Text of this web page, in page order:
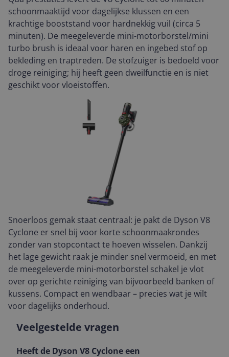
schoonmaaktijd voor dagelijkse klussen en een
krachtige booststand voor hardnekkig vuil (circa 5
minuten). De meegeleverde mini-motorborstel/mini
turbo brush is ideaal voor haren en ingebed stof op
bekleding en traptreden. De stofzuiger is bedoeld voor
droge reiniging; hij heeft geen dweilfunctie en is niet
geschikt voor vloeistoffen.
Snoerloos gemak staat centraal: je pakt de Dyson V8
Cyclone er snel bij voor korte schoonmaakrondes
zonder van stopcontact te hoeven wisselen. Dankzij
het lage gewicht raak je minder snel vermoeid, en met
de meegeleverde mini-motorborstel schakel je vlot
over op gerichte reiniging van bijvoorbeeld banken of
kussens. Compact en wendbaar – precies wat je wilt
voor dagelijks onderhoud.
Veelgestelde vragen
Heeft de Dyson V8 Cyclone een